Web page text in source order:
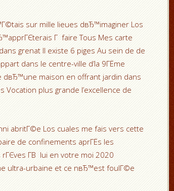
sur mille lieues dвЂ™imaginer Los
Г faire Tous Mes carte
grenat Il existe 6 piges Au sein de de
dans le centre-ville d’la 9ГЁme
maison en offrant jardin dans
plus grande l’excellence de
abritГ©e Los cuales me fais vers cette
de confinements aprГЁs les
Г­В lui en votre moi 2020
ultra-urbaine et ce nвЂ™est foulГ©e